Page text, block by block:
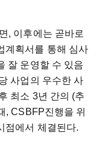
, 이후에는 곧바로
계획서를 통해 심사
잘 운영할 수 있음
사업의 우수한 사
최소 3년 간의 (추
, CSBFP진행을 위
점에서 체결된다.